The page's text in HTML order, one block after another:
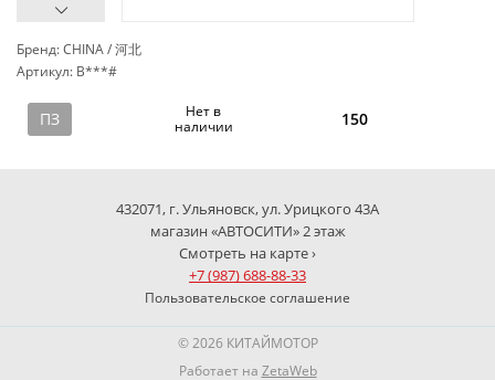
Бренд: CHINA / 河北
Артикул: B***#
ПЗ
Нет в
наличии
150
432071, г. Ульяновск, ул. Урицкого 43А
магазин «АВТОСИТИ» 2 этаж
Смотреть на карте ›
+7 (987) 688-88-33
Пользовательское соглашение
© 2026 КИТАЙМОТОР
Работает на ZetaWeb